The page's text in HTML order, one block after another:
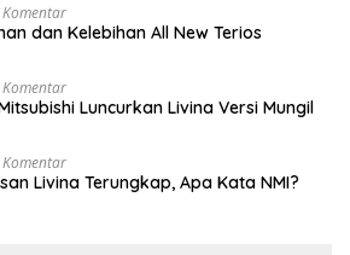
dan Kelebihan All New Terios
Luncurkan Livina Versi Mungil
Livina Terungkap, Apa Kata NMI?